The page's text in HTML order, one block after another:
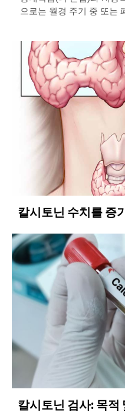
으로는 월경 주기 중 또는
칼시토닌 수치를 증
칼시토닌 검사: 목적